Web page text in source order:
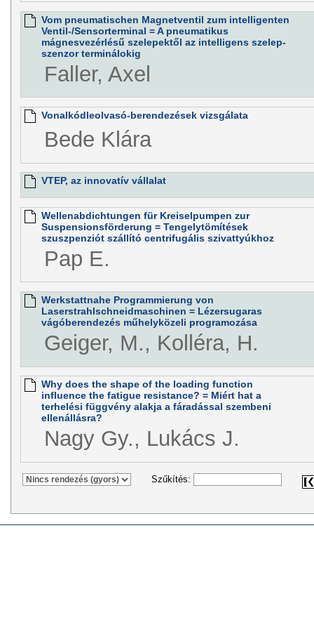
Vom pneumatischen Magnetventil zum intelligenten
Ventil-/Sensorterminal = A pneumatikus
mágnesvezérlésű szelepektől az intelligens szelep-
szenzor terminálokig
Faller, Axel
Vonalkódleolvasó-berendezések vizsgálata
Bede Klára
VTEP, az innovatív vállalat
Wellenabdichtungen für Kreiselpumpen zur
Suspensionsförderung = Tengelytömítések
szuszpenziót szállító centrifugális szivattyúkhoz
Pap E.
Werkstattnahe Programmierung von
Laserstrahlschneidmaschinen = Lézersugaras
vágóberendezés műhelyközeli programozása
Geiger, M., Kolléra, H.
Why does the shape of the loading function
influence the fatigue resistance? = Miért hat a
terhelési függvény alakja a fáradással szembeni
ellenállásra?
Nagy Gy., Lukács J.
Szűkítés: